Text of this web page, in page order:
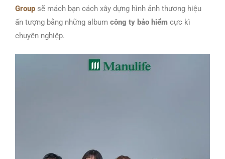
Group sẽ mách bạn cách xây dựng hình ảnh thương hiệu
ấn tượng bằng những album công ty bảo hiểm cực kì
chuyên nghiệp.